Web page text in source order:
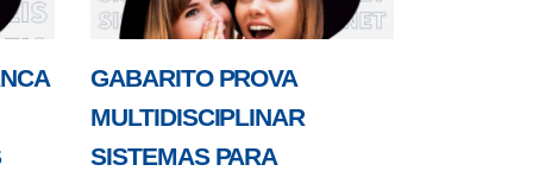
GABARITO PROVA
MULTIDISCIPLINAR
SISTEMAS PARA